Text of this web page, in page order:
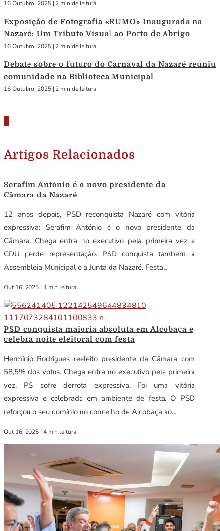
16 Outubro, 2025 | 2 min de leitura
Exposição de Fotografia «RUMO» Inaugurada na
Nazaré: Um Tributo Visual ao Porto de Abrigo
16 Outubro, 2025 | 2 min de leitura
Debate sobre o futuro do Carnaval da Nazaré reuniu
comunidade na Biblioteca Municipal
16 Outubro, 2025 | 2 min de leitura
Artigos Relacionados
Serafim António é o novo presidente da
Câmara da Nazaré
12 anos depois, PSD reconquista Nazaré com vitória
expressiva: Serafim António é o novo presidente da
Câmara. Chega entra no executivo pela primeira vez e
CDU perde representação. PSD conquista também a
Assembleia Municipal e a Junta da Nazaré. Festa...
Out 16, 2025 | 4 min leitura
PSD conquista maioria absoluta em Alcobaça e
celebra noite eleitoral com festa
Hermínio Rodrigues reeleito presidente da Câmara com
58,5% dos votos. Chega entra no executivo pela primeira
vez. PS sofre derrota expressiva. Foi uma vitória
expressiva e celebrada em ambiente de festa. O PSD
reforçou o seu domínio no concelho de Alcobaça ao...
Out 16, 2025 | 4 min leitura